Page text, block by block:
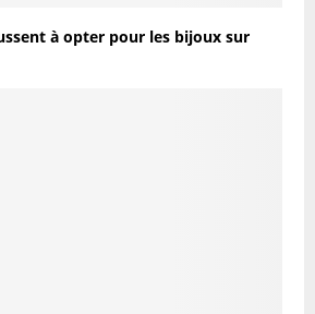
à opter pour les bijoux sur